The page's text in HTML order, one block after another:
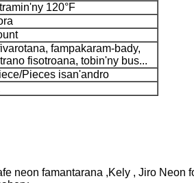
120°F
fampakaram-bady,
fisotroana, tobin'ny bus...
Pieces isan'andro
neon famantarana ,Kely , Jiro